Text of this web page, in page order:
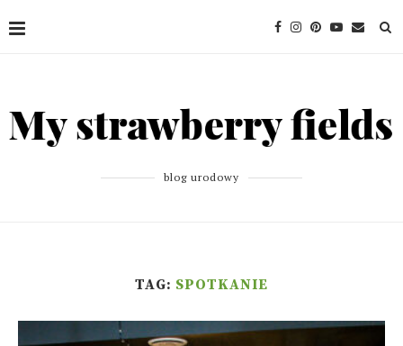
blog urodowy
TAG: SPOTKANIE